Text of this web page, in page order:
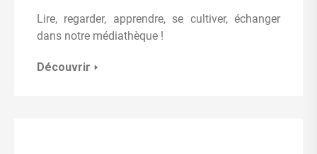
Lire, regarder, apprendre, se cultiver, échanger
dans notre médiathèque !
Découvrir